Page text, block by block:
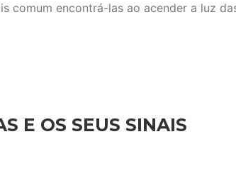
comum encontrá-las ao acender a luz
E OS SEUS SINAIS